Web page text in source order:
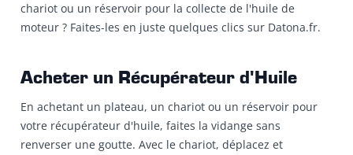
chariot ou un réservoir pour la collecte de l'huile de
moteur ? Faites-les en juste quelques clics sur Datona.fr.
Acheter un Récupérateur d'Huile
En achetant un plateau, un chariot ou un réservoir pour
votre récupérateur d'huile, faites la vidange sans
renverser une goutte. Avec le chariot, déplacez et